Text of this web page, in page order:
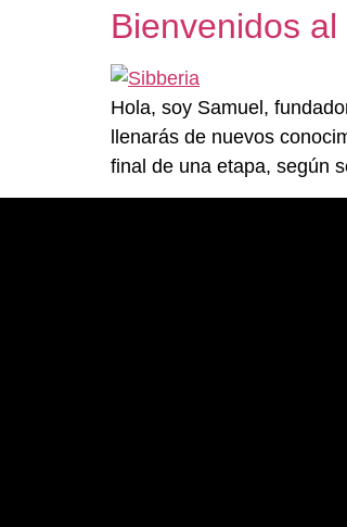
Bienvenidos
Hola, soy Samuel,
llenarás de nuevos
final de una etapa, según